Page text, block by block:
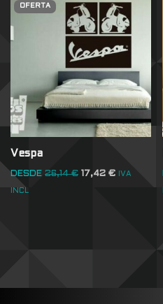
OFERTA
Vespa
DESDE 26,14€ 17,42 € IVA
INCL